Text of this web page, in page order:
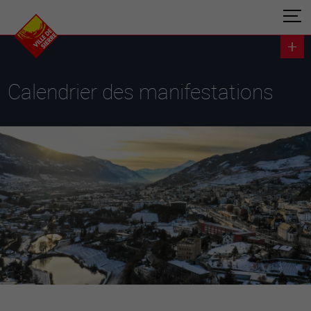
Calendrier des manifestations